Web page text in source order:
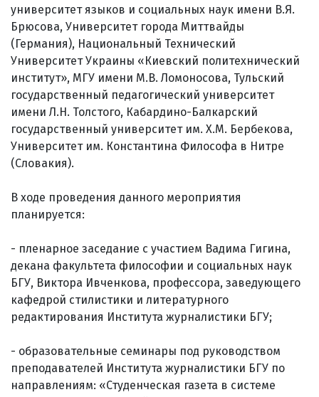
университет языков и социальных наук имени В.Я.
Брюсова, Университет города Миттвайды
(Германия), Национальный Технический
Университет Украины «Киевский политехнический
институт», МГУ имени М.В. Ломоносова, Тульский
государственный педагогический университет
имени Л.Н. Толстого, Кабардино-Балкарский
государственный университет им. Х.М. Бербекова,
Университет им. Константина Философа в Нитре
(Словакия).
В ходе проведения данного мероприятия
планируется:
- пленарное заседание с участием Вадима Гигина,
декана факультета философии и социальных наук
БГУ, Виктора Ивченкова, профессора, заведующего
кафедрой стилистики и литературного
редактирования Института журналистики БГУ;
- образовательные семинары под руководством
преподавателей Института журналистики БГУ по
направлениям: «Студенческая газета в системе